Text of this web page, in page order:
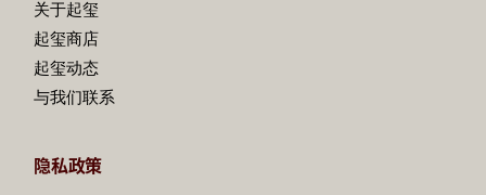
关于起玺
起玺商店
起玺动态
与我们联系
隐私政策